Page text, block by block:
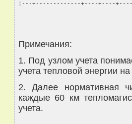
¦---+-------------+----+----
Примечания:
1. Под узлом учета
учета тепловой энергии
2. Далее нормативная
каждые 60 км
учета.